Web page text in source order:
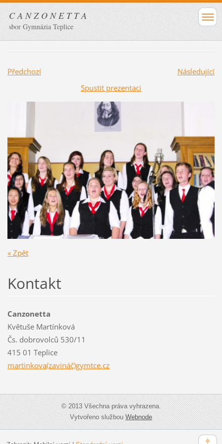
C A N Z O N E T T A
sbor Gymnázia Teplice
Předchozí
Následující
Spustit prezentaci
« Zpět
Kontakt
Canzonetta
Květuše Martínková
Čs. dobrovolců 530/11
415 01 Teplice
martinkova(zavináč)gymtce.cz
© 2013 Všechna práva vyhrazena.
Vytvořeno službouWebnode